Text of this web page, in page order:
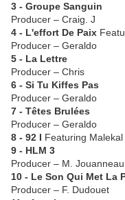
3 - Groupe Sanguin
Producer – Craig. J
4 - L'effort De Paix
Producer – Geraldo
5 - La Lettre
Producer – Chris
6 - Si Tu Kiffes Pas
Producer – Geraldo
7 - Têtes Brulées
Producer – Geraldo
8 - 92 I Featuring
9 - HLM 3
Producer – M. Jouanneau
10 - Le Son Qui Met La
Producer – F. Dudouet